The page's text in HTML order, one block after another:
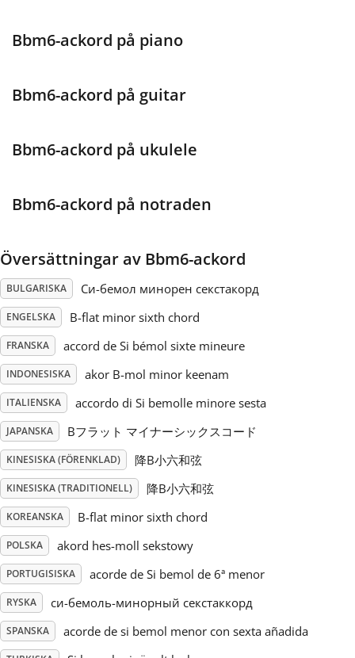
Português
Svenska
Tiếng Việt
Türkçe
简体中文
繁體中文
Bbm6-ackord på piano
Bbm6-ackord på guitar
Bbm6-ackord på ukulele
Bbm6-ackord på notraden
Översättningar av Bbm6-ackord
BULGARISKA Си-бемол минорен секстакорд
ENGELSKA B-flat minor sixth chord
FRANSKA accord de Si bémol sixte mineure
INDONESISKA akor B-mol minor keenam
ITALIENSKA accordo di Si bemolle minore sesta
JAPANSKA Bフラット マイナーシックスコード
KINESISKA (FÖRENKLAD) 降B小六和弦
KINESISKA (TRADITIONELL) 降B小六和弦
KOREANSKA B-flat minor sixth chord
POLSKA akord hes-moll sekstowy
PORTUGISISKA acorde de Si bemol de 6ª menor
RYSKA си-бемоль-минорный секстаккорд
SPANSKA acorde de si bemol menor con sexta añadida